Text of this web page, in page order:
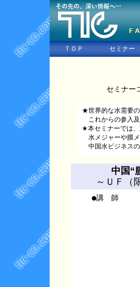
ＴＯＰ セミナー
セミナ
★世界的な水需要
これからの参入
★本セミナーでは
水メジャーや膜
中国水ビジネス
中国“
～ＵＦ（
●講 師